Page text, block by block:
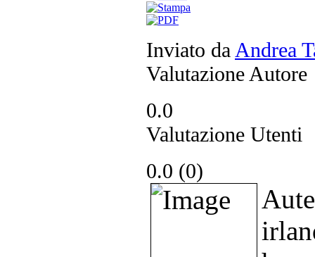
Inviato da Andrea
Valutazione Autore
0.0
Valutazione Utenti
0.0 (0)